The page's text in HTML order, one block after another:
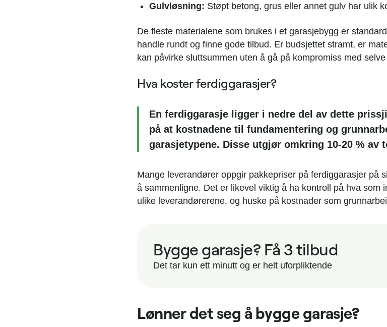
Gulvløsning: Støpt betong, grus eller annet gulv har ulik
De fleste materialene som brukes i et garasjebygg er
handle rundt og finne gode tilbud. Er budsjettet stramt, er
kan påvirke sluttsummen uten å gå på kompromiss med
Hva koster ferdiggarasjer?
En ferdiggarasje ligger i nedre del av dette
på at kostnadene til fundamentering og
garasjetypene. Disse utgjør omkring 10-20 % av
Mange leverandører oppgir pakkepriser på ferdiggarasjer på
å sammenligne. Det er likevel viktig å ha kontroll på hva som
ulike leverandørerene, og huske på kostnader som
Bygge garasje? Få 3 tilbud
Det tar kun ett minutt og er helt uforpliktende
Lønner det seg å bygge garasje?